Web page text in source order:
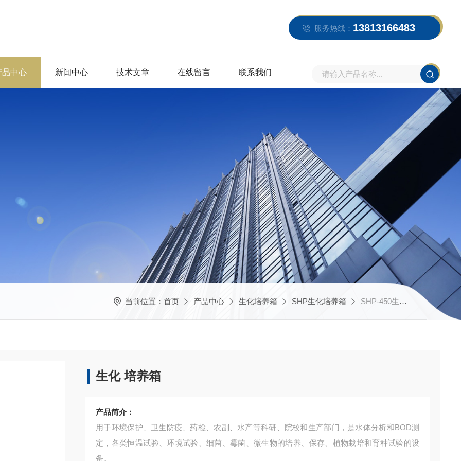
服务热线： 13813166483
品中心 新闻中心 技术文章 在线留言 联系我们
当前位置： 首页 产品中心 生化培养箱 SHP生化培养箱 SHP-450生化 培养箱
生化 培养箱
产品简介：
用于环境保护、卫生防疫、药检、农副、水产等科研、院校和生产部门，是水体分析和BOD测
定，各类恒温试验、环境试验、细菌、霉菌、微生物的培养、保存、植物栽培和育种试验的设
备。